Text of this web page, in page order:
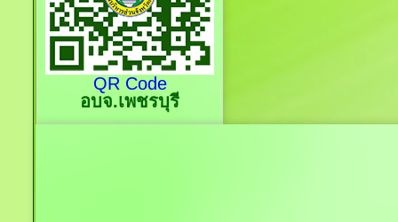
QR Code
อบจ.เพชรบุรี